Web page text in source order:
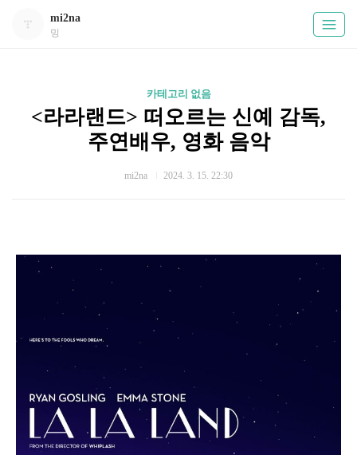
mi2na
밍
카테고리 없음
<라라랜드> 떠오르는 신예 감독,
주연배우, 영화 음악
mi2na 2024. 3. 15. 22:30